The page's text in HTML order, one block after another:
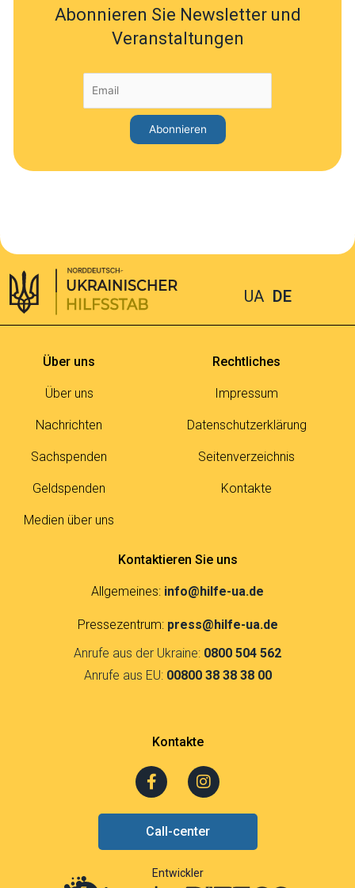
Abonnieren Sie Newsletter und
Veranstaltungen
UA DE
Über uns
Über uns
Nachrichten
Sachspenden
Geldspenden
Medien über uns
Rechtliches
Impressum
Datenschutzerklärung
Seitenverzeichnis
Kontakte
Kontaktieren Sie uns
Allgemeines: info@hilfe-ua.de
Pressezentrum: press@hilfe-ua.de
Anrufe aus der Ukraine: 0800 504 562
Anrufe aus EU: 00800 38 38 38 00
Kontakte
F
a
b
o
o
k
I
n
a
g
r
a
Call-center
Entwickler